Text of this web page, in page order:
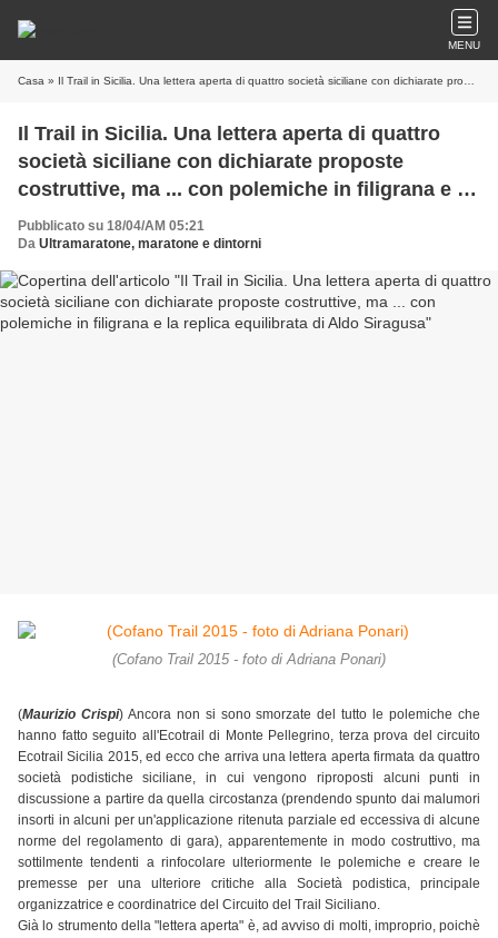
MENU
Casa » Il Trail in Sicilia. Una lettera aperta di quattro società siciliane con dichiarate proposte costruttive, ma ... con polemiche in filigrana e la replica equilibrata di Aldo Siragusa
Il Trail in Sicilia. Una lettera aperta di quattro
società siciliane con dichiarate proposte
costruttive, ma ... con polemiche in filigrana e la
replica equilibrata di Aldo Siragusa
Pubblicato su 18/04/AM 05:21
Da Ultramaratone, maratone e dintorni
(Cofano Trail 2015 - foto di Adriana Ponari)
(Maurizio Crispi) Ancora non si sono smorzate del tutto le polemiche che
hanno fatto seguito all'Ecotrail di Monte Pellegrino, terza prova del circuito
Ecotrail Sicilia 2015, ed ecco che arriva una lettera aperta firmata da quattro
società podistiche siciliane, in cui vengono riproposti alcuni punti in
discussione a partire da quella circostanza (prendendo spunto dai malumori
insorti in alcuni per un'applicazione ritenuta parziale ed eccessiva di alcune
norme del regolamento di gara), apparentemente in modo costruttivo, ma
sottilmente tendenti a rinfocolare ulteriormente le polemiche e creare le
premesse per una ulteriore critiche alla Società podistica, principale
organizzatrice e coordinatrice del Circuito del Trail Siciliano.
Già lo strumento della "lettera aperta" è, ad avviso di molti, improprio, poichè